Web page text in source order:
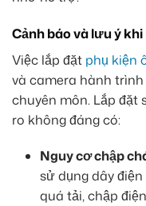
Cảnh báo và lưu ý khi
Việc lắp đặt phụ kiện
và camera hành
chuyên môn. Lắp đặt
ro không đáng có:
Nguy cơ chập
sử dụng dây
quá tải, chập